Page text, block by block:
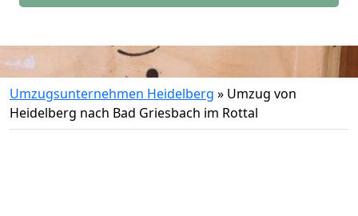
Umzugsunternehmen Heidelberg » Umzug von
Heidelberg nach Bad Griesbach im Rottal